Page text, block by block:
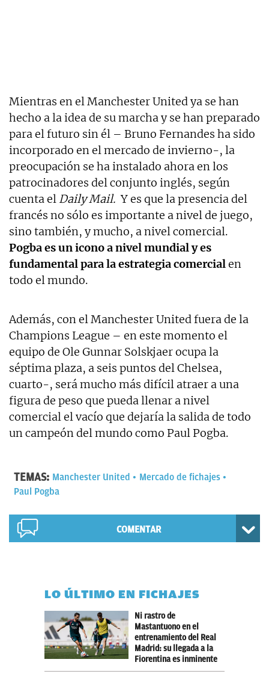
Mientras en el Manchester United ya se han
hecho a la idea de su marcha y se han preparado
para el futuro sin él – Bruno Fernandes ha sido
incorporado en el mercado de invierno-, la
preocupación se ha instalado ahora en los
patrocinadores del conjunto inglés, según
cuenta el Daily Mail. Y es que la presencia del
francés no sólo es importante a nivel de juego,
sino también, y mucho, a nivel comercial.
Pogba es un icono a nivel mundial y es
fundamental para la estrategia comercialen
todo el mundo.
Además, con el Manchester United fuera de la
Champions League – en este momento el
equipo de Ole Gunnar Solskjaer ocupa la
séptima plaza, a seis puntos del Chelsea,
cuarto-, será mucho más difícil atraer a una
figura de peso que pueda llenar a nivel
comercial el vacío que dejaría la salida de todo
un campeón del mundo como Paul Pogba.
TEMAS: Manchester United
Mercado de fichajes
Paul Pogba
COMENTAR
LO ÚLTIMO EN FICHAJES
Ni rastro de
Mastantuono en el
entrenamiento del Real
Madrid: su llegada a la
Fiorentina es inminente